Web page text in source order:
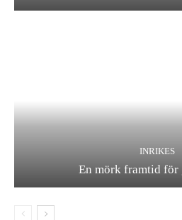
INRIKES
En mörk framtid för